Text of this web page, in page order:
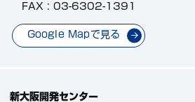
FAX : 03-6302-1391
Google Mapで見る
新大阪開発センター